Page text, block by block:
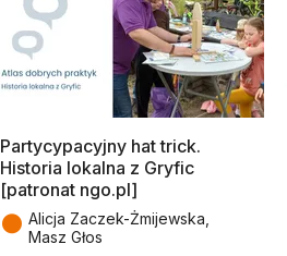
Partycypacyjny hat trick.
Historia lokalna z Gryfic
[patronat ngo.pl]
● Alicja Zaczek-Żmijewska,
Masz Głos